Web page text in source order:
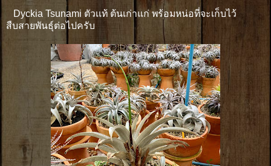
Dyckia Tsunami ตัวเเท้ ต้นเก่าแก่ พร้อมหน่อที่จะเก็บไว้
สืบสายพันธุ์ต่อไปครับ